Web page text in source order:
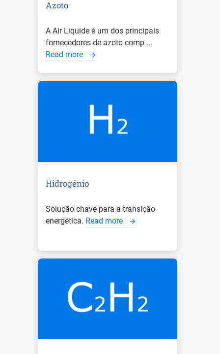
Azoto
A Air Liquide é um dos principais
fornecedores de azoto comp ...
Read more
Hidrogénio
Solução chave para a transição
energética. Read more